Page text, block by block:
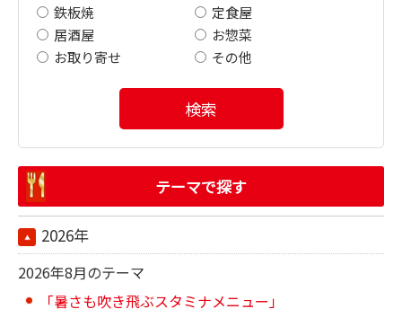
鉄板焼
定食屋
居酒屋
お惣菜
お取り寄せ
その他
検索
テーマで探す
2026年
2026年8月のテーマ
「暑さも吹き飛ぶスタミナメニュー」